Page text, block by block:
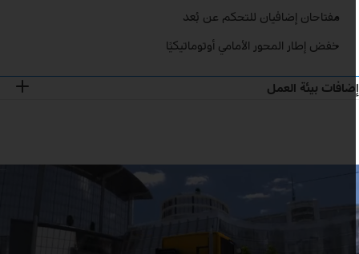
مفتاحان إضافيان للتحكم عن بُعد
خفض إطار المحور الأمامي أوتوماتيكيًا
بيئة العمل